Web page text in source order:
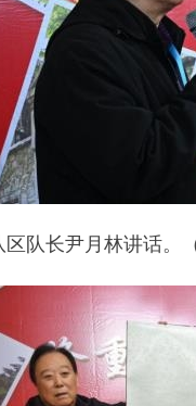
队长尹月林讲话。